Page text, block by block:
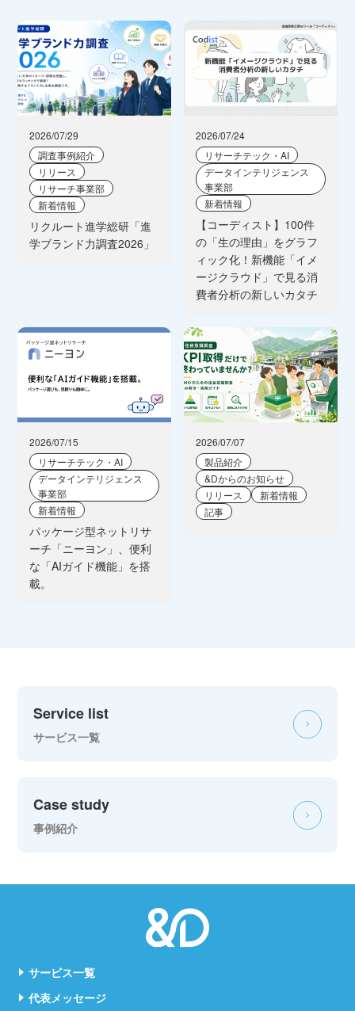
2026/07/29
調査事例紹介
リリース
リサーチ事業部
新着情報
リクルート進学総研「進
学ブランド力調査2026」
2026/07/24
リサーチテック・AI
データインテリジェンス
事業部
新着情報
【コーディスト】100件
の「生の理由」をグラフ
ィック化！新機能「イメ
ージクラウド」で見る消
費者分析の新しいカタチ
2026/07/15
リサーチテック・AI
データインテリジェンス
事業部
新着情報
パッケージ型ネットリサ
ーチ「ニーヨン」、便利
な「AIガイド機能」を搭
載。
2026/07/07
製品紹介
&Dからのお知らせ
リリース
新着情報
記事
Service list
サービス一覧
Case study
事例紹介
サービス一覧
代表メッセージ